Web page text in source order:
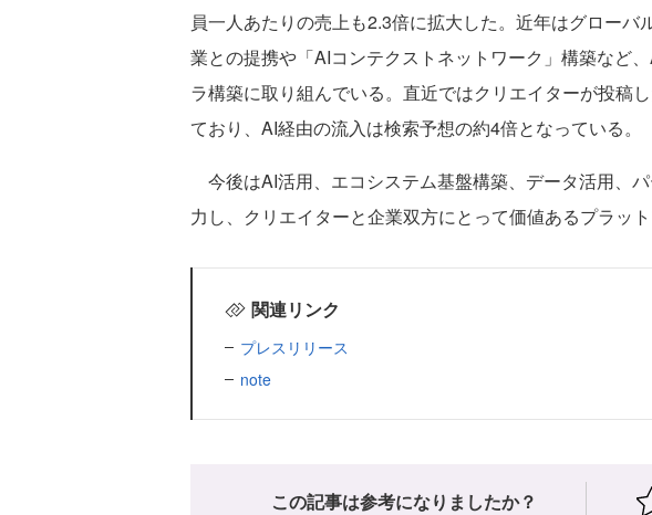
員一人あたりの売上も2.3倍に拡大した。近年はグローバ
業との提携や「AIコンテクストネットワーク」構築など
ラ構築に取り組んでいる。直近ではクリエイターが投稿
ており、AI経由の流入は検索予想の約4倍となっている。
今後はAI活用、エコシステム基盤構築、データ活用、
力し、クリエイターと企業双方にとって価値あるプラット
関連リンク
プレスリリース
note
この記事は参考になりましたか？